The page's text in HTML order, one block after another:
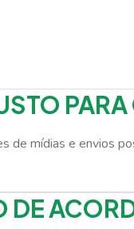
de mídias e envios
DE